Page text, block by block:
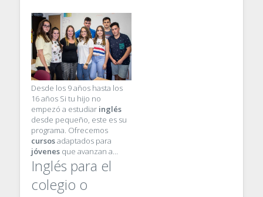
Desde los 9 años hasta los
16 años Si tu hijo no
empezó a estudiaringlés
desde pequeño, este es su
programa. Ofrecemos
cursosadaptados para
jóvenes que avanzan a…
Inglés para el
colegio o